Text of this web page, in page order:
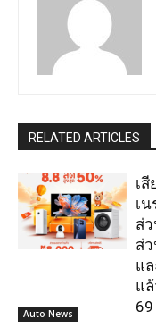
RELATED ARTICLES
Auto News
เ
เ
ส่
ส่
แ
แ
69